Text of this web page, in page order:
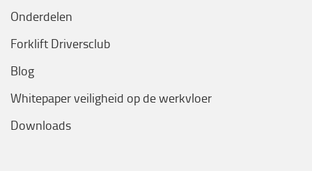
Onderdelen
Forklift Driversclub
Blog
Whitepaper veiligheid op de werkvloer
Downloads